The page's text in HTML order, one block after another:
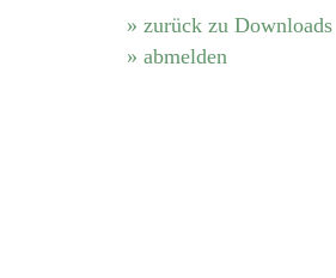
» zurück zu Downloads
» abmelden